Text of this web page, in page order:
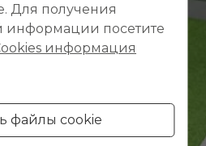
Для получения
информации посетите
информация
файлы cookie